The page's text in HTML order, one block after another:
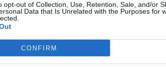
opt-out of Collection, Use, Retention, Sale, and/or
Data that Is Unrelated with the Purposes for
CONFIRM
granata. Pierozzi (al 17')
Ikwuemesi, ad anticipare tutti è